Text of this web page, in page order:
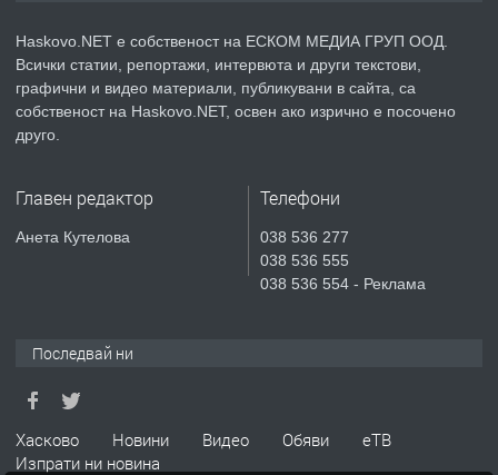
ХАСКОВО
преди 5 дни
ПРЕДЛАГА Давам гараж под наем
№4120 Магазин/Офис под наем в кв.
панел ...!
Haskovo.NET е собственост на ЕСКОМ МЕДИА ГРУП ООД.
Всички статии, репортажи, интервюта и други текстови,
графични и видео материали, публикувани в сайта, са
собственост на Haskovo.NET, освен ако изрично е посочено
друго.
Главен редактор
Анета Кутелова
Телефони
038 536 277
038 536 555
038 536 554 - Реклама
Последвай ни
Хасково Новини Видео Обяви
еТВ
Изпрати ни новина